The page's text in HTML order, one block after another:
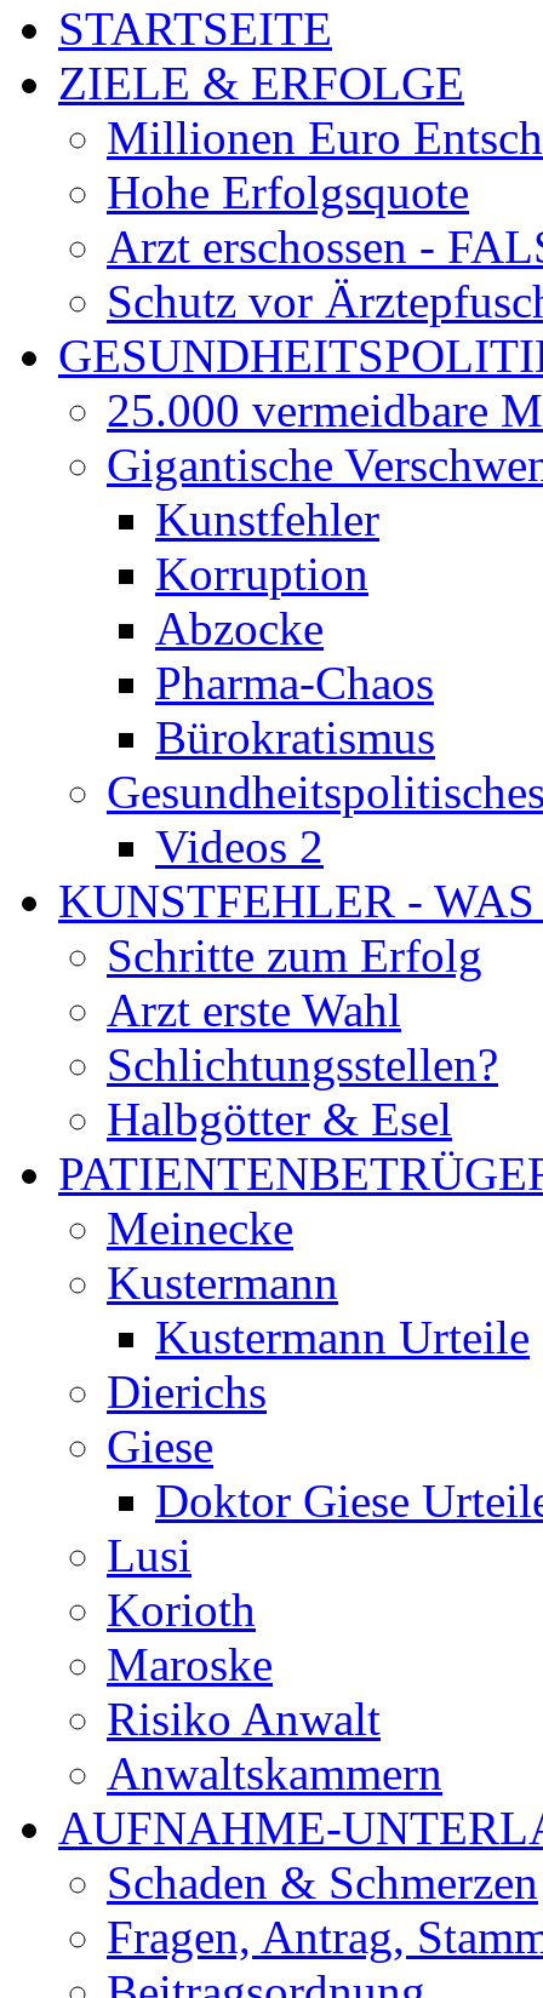
STARTSEITE
ZIELE & ERFOLGE
Millionen Euro
Hohe Erfolgsquote
Arzt erschossen -
Schutz vor
25.000 vermeidbare
Gigantische
Kunstfehler
Korruption
Abzocke
Pharma-Chaos
Bürokratismus
Videos 2
KUNSTFEHLER -
Schritte zum Erfolg
Arzt erste Wahl
Schlichtungsstellen?
Halbgötter & Esel
Meinecke
Kustermann
Kustermann Urteile
Dierichs
Giese
Doktor Giese
Lusi
Korioth
Maroske
Risiko Anwalt
Anwaltskammern
AUFNAHME-
Schaden & Schmerzen
Fragen, Antrag,